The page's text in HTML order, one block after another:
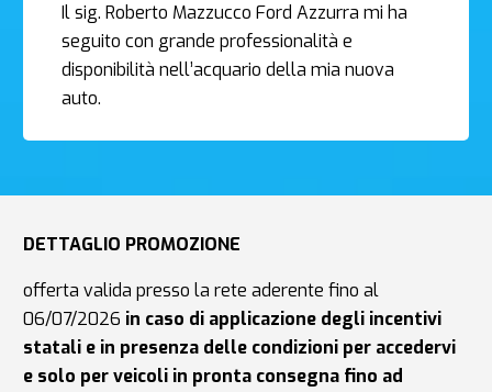
Il sig. Roberto Mazzucco Ford Azzurra mi ha
seguito con grande professionalità e
disponibilità nell’acquario della mia nuova
auto.
DETTAGLIO PROMOZIONE
offerta valida presso la rete aderente fino al
06/07/2026 in caso di applicazione degli incentivi
statali e in presenza delle condizioni per accedervi
e solo per veicoli in pronta consegna fino ad